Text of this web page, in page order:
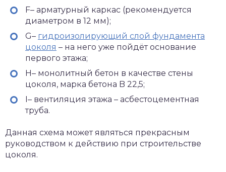
F– арматурный каркас (рекомендуется
диаметром в 12 мм);
G– гидроизолирующий слой фундамента
цоколя – на него уже пойдёт основание
первого этажа;
H– монолитный бетон в качестве стены
цоколя, марка бетона B 22,5;
I– вентиляция этажа – асбестоцементная
труба.
Данная схема может являться прекрасным
руководством к действию при строительстве
цоколя.